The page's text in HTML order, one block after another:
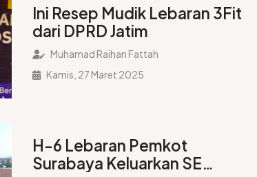
Ini Resep Mudik Lebaran 3Fit
dari DPRD Jatim
Muhamad Raihan Fattah
Kamis, 27 Maret 2025
H-6 Lebaran Pemkot
Surabaya Keluarkan SE